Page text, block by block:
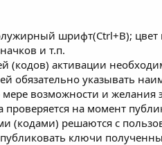
шрифт(Ctrl+B);
и т.п.
(кодов) активации
обязательно указывать
возможности и желания
проверяется на момент
(кодами) решаются с
ключи